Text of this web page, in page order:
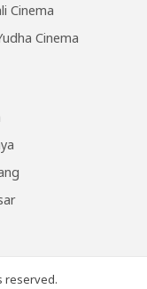
Cinema
Cinema
reserved.